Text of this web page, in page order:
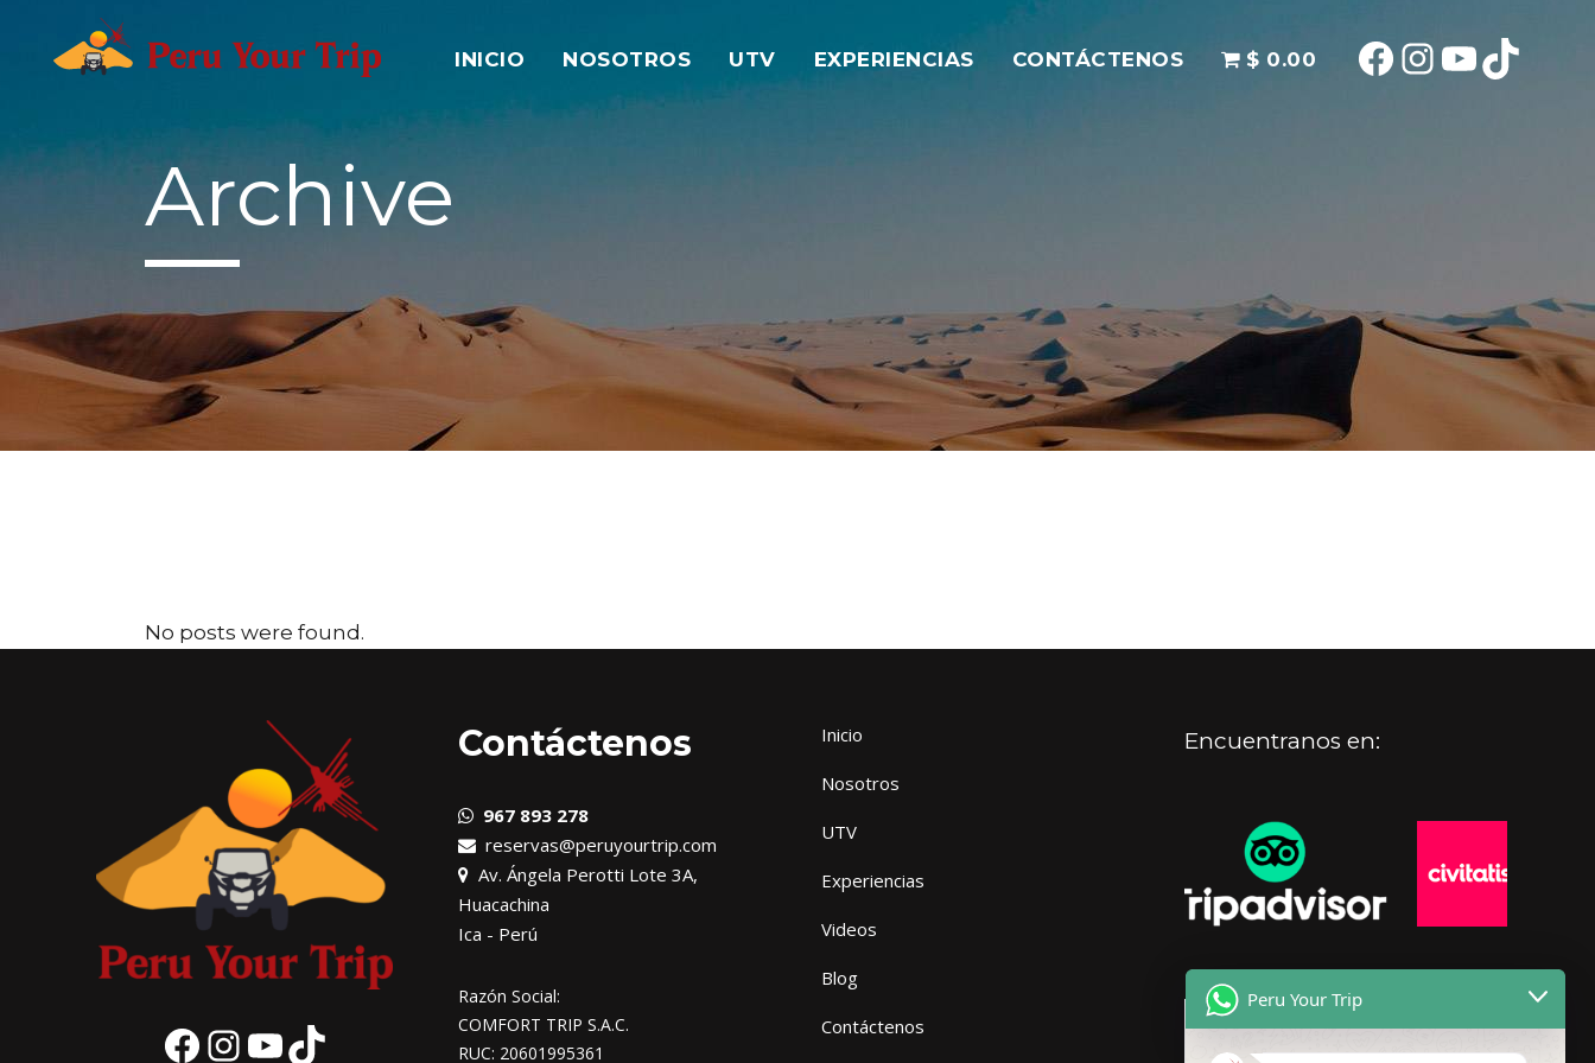
Facebook
Instagram
YouTube
TikTok
INICIO NOSOTROS UTV EXPERIENCIAS CONTÁCTENOS $ 0.00
Archive
No posts were found.
FacebookInstagramYouTube
TikTok
Contáctenos
967 893 278
reservas@peruyourtrip.com
Av. Ángela Perotti Lote 3A,
Huacachina
Ica - Perú
Razón Social:
COMFORT TRIP S.A.C.
RUC: 20601995361
Inicio
Nosotros
UTV
Experiencias
Videos
Blog
Contáctenos
Encuentranos en:
Peru Your Trip